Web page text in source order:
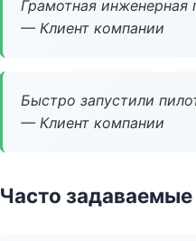
Грамотная
— Клиент компании
Быстро запустили
— Клиент компании
Часто